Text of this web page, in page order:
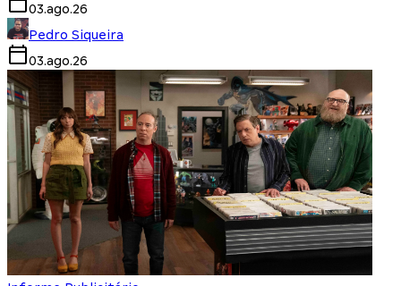
03.ago.26
Pedro Siqueira
03.ago.26